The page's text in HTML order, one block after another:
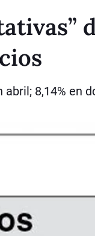
8,14% en